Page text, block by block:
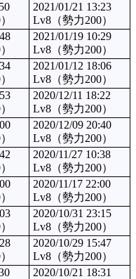
2021/01/21 13:23
Lv8（勢力200）
2021/01/19 10:29
Lv8（勢力200）
2021/01/12 18:06
Lv8（勢力200）
2020/12/11 18:22
Lv8（勢力200）
2020/12/09 20:40
Lv8（勢力200）
2020/11/27 10:38
Lv8（勢力200）
2020/11/17 22:00
Lv8（勢力200）
2020/10/31 23:15
Lv8（勢力200）
2020/10/29 15:47
Lv8（勢力200）
2020/10/21 18:31